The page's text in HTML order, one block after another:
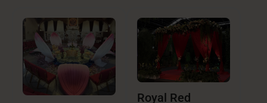
Contact
Royal Red